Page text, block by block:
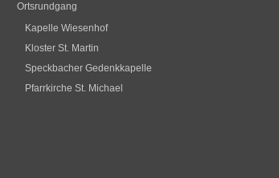
Ortsrundgang
Kapelle Wiesenhof
Kloster St. Martin
Speckbacher Gedenkkapelle
Pfarrkirche St. Michael